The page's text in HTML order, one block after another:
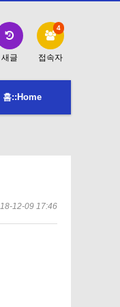
새글 접속자
4
홈::Home
12-09 17:46